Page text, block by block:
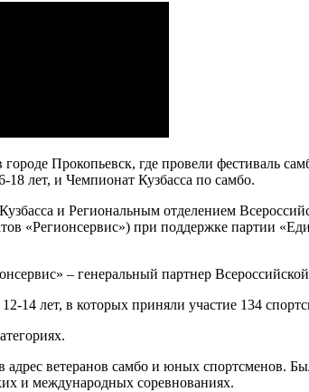
городе Прокопьевск, где провели фестиваль
лет, и Чемпионат Кузбасса по самбо.
и Региональным отделением
«Регионсервис») при поддержке партии
– генеральный партнер
лет, в которых приняли участие 134
адрес ветеранов самбо и юных спортсменов.
и международных соревнованиях.